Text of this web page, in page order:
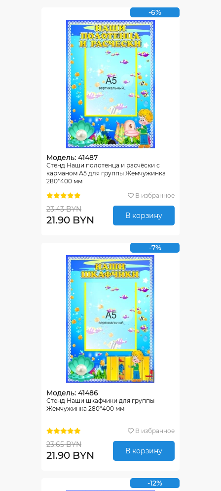
-6%
Модель: 41487
Стенд Наши полотенца и расчёски с
карманом А5 для группы Жемчужинка
280*400 мм
В избранное
23.43 BYN
21.90 BYN В корзину
-7%
Модель: 41486
Стенд Наши шкафчики для группы
Жемчужинка 280*400 мм
В избранное
23.65 BYN
21.90 BYN В корзину
-12%